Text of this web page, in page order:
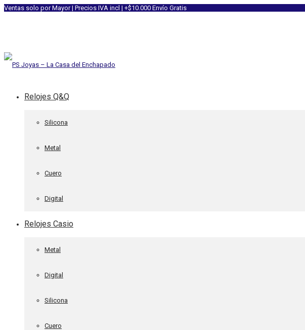
Ventas solo por Mayor | Precios IVA incl | +$10.000 Envío Gratis
Relojes Q&Q
Silicona
Metal
Cuero
Digital
Relojes Casio
Metal
Digital
Silicona
Cuero